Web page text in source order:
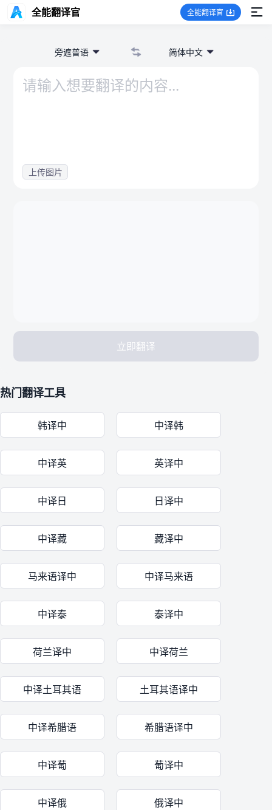
全能翻译官 全能翻译官
旁遮普语 简体中文
上传图片
立即翻译
热门翻译工具
韩译中 中译韩
中译英 英译中
中译日 日译中
中译藏 藏译中
马来语译中 中译马来语
中译泰 泰译中
荷兰译中 中译荷兰
中译土耳其语 土耳其语译中
中译希腊语 希腊语译中
中译葡 葡译中
中译俄 俄译中